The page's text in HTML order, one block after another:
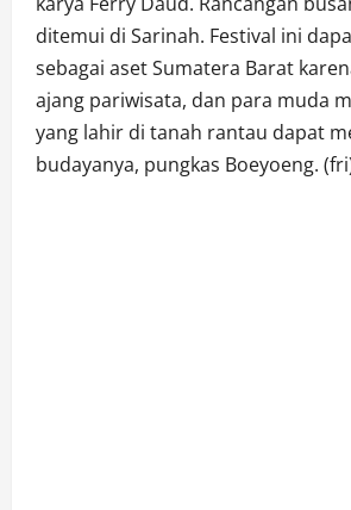
ditemui di Sarinah. Festival ini
sebagai aset Sumatera Barat
ajang pariwisata, dan para muda
yang lahir di tanah rantau dapat
budayanya, pungkas Boeyoeng.